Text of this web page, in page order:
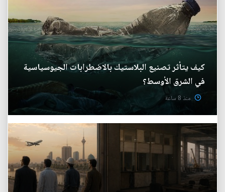
كيف يتأثر تصنيع البلاستيك بالاضطرابات الجيوسياسية
في الشرق الأوسط؟
منذ 8 ساعة